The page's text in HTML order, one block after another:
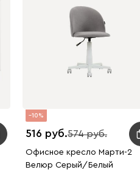
10
516 574
Офисное кресло Марти-2
Велюр Серый/Белый